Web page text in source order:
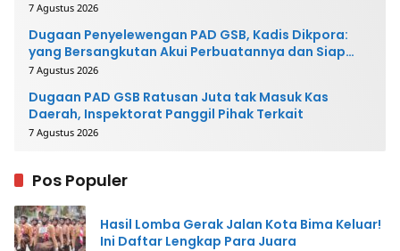
7 Agustus 2026
Dugaan Penyelewengan PAD GSB, Kadis Dikpora:
yang Bersangkutan Akui Perbuatannya dan Siap
Mengembalikan Uang
7 Agustus 2026
Dugaan PAD GSB Ratusan Juta tak Masuk Kas
Daerah, Inspektorat Panggil Pihak Terkait
7 Agustus 2026
Pos Populer
Hasil Lomba Gerak Jalan Kota Bima Keluar!
Ini Daftar Lengkap Para Juara